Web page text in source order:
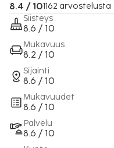
8.4 / 101162 arvostelusta
Siisteys
8.6 / 10
Mukavuus
8.2 / 10
Sijainti
8.6 / 10
Mukavuudet
8.6 / 10
Palvelu
8.6 / 10